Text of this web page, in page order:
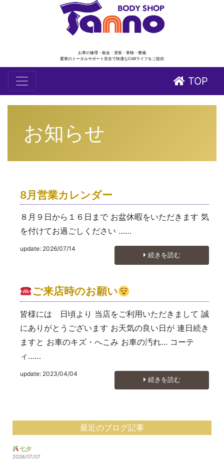
お車の修理・板金・塗装・車検・整備
愛車のトータルサポート安全で快適なCARライフをご提供
TOP
お知らせ
8月営業カレンダー
８月９日から１６日まで お盆休暇をいただきます 気
を付けてお過ごしください ……
update: 2026/07/14
続きを読む
ご来店時のお願い
皆様には 日頃より 当店をご利用いただきまして 誠
にありがとうございます お天気の良い日が 連日続き
ますと お車のキズ・へこみ お車の汚れ… コーテ
ィ……
update: 2023/04/04
続きを読む
最近のブログ記事
七夕
2026/07/07